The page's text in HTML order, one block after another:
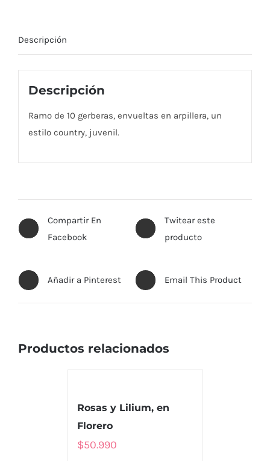
Descripción
Descripción
Ramo de 10 gerberas, envueltas en arpillera, un
estilo country, juvenil.
Compartir En
Facebook
Twitear este
producto
Añadir a Pinterest Email This Product
Productos relacionados
Rosas y Lilium, en
Florero
$50.990